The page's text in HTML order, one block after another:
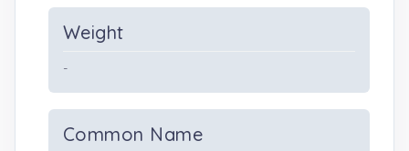
Weight
-
Common Name